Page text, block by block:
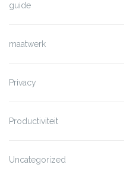
guide
maatwerk
Privacy
Productiviteit
Uncategorized